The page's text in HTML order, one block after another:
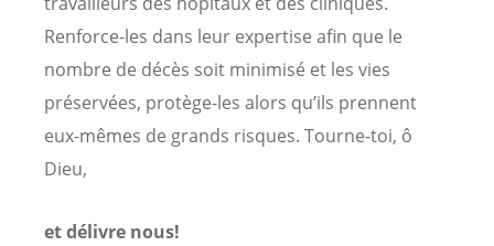
Renforce-les dans leur expertise afin que le
nombre de décès soit minimisé et les vies
préservées, protège-les alors qu’ils prennent
eux-mêmes de grands risques. Tourne-toi, ô
Dieu,
et délivre nous!